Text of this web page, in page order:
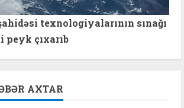
texnologiyalarının sınağı
peyk çıxarıb
AXTAR